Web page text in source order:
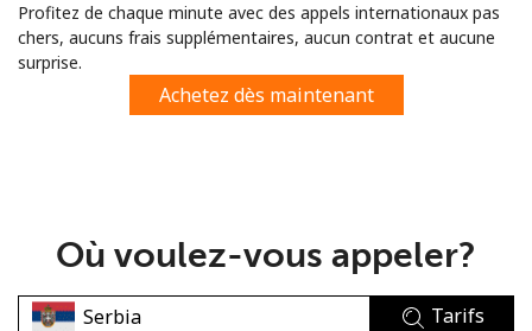
ou
Profitez de chaque minute avec des appels internationaux pas
chers, aucuns frais supplémentaires, aucun contrat et aucune
surprise.
Achetez dès maintenant
Où voulez-vous appeler?
Tarifs